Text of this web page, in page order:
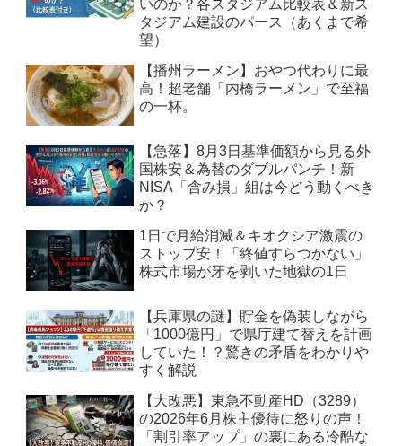
いのか？各スタジアム比較表＆新ス
タジアム建設のパース（あくまで希
望）
【播州ラーメン】おやつ代わりに最
高！超老舗「内橋ラーメン」で至福
の一杯。
【急落】8月3日基準価額から見る外
国株安＆為替のダブルパンチ！新
NISA「含み損」組は今どう動くべき
か？
1日で月給消滅＆キオクシア激震の
ストップ安！「終値すらつかない」
株式市場が牙を剥いた地獄の1日
【兵庫県の謎】貯金を偽装しながら
「1000億円」で県庁建て替えを計画
していた！？驚きの矛盾をわかりや
すく解説
【大改悪】東急不動産HD（3289）
の2026年6月株主優待に怒りの声！
「割引率アップ」の裏にある冷酷な